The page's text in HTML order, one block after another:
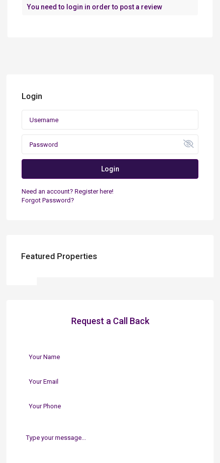
You need to login in order to post a review
Login
Login
Need an account? Register here!
Forgot Password?
Featured Properties
Request a Call Back